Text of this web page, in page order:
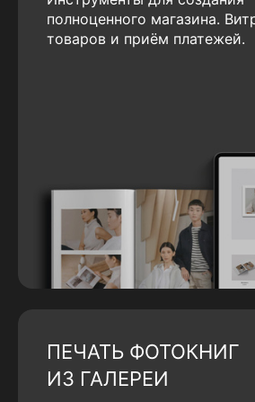
полноценного магазина.
товаров и приём платежей.
ПЕЧАТЬ ФОТОКНИГ
ИЗ ГАЛЕРЕИ